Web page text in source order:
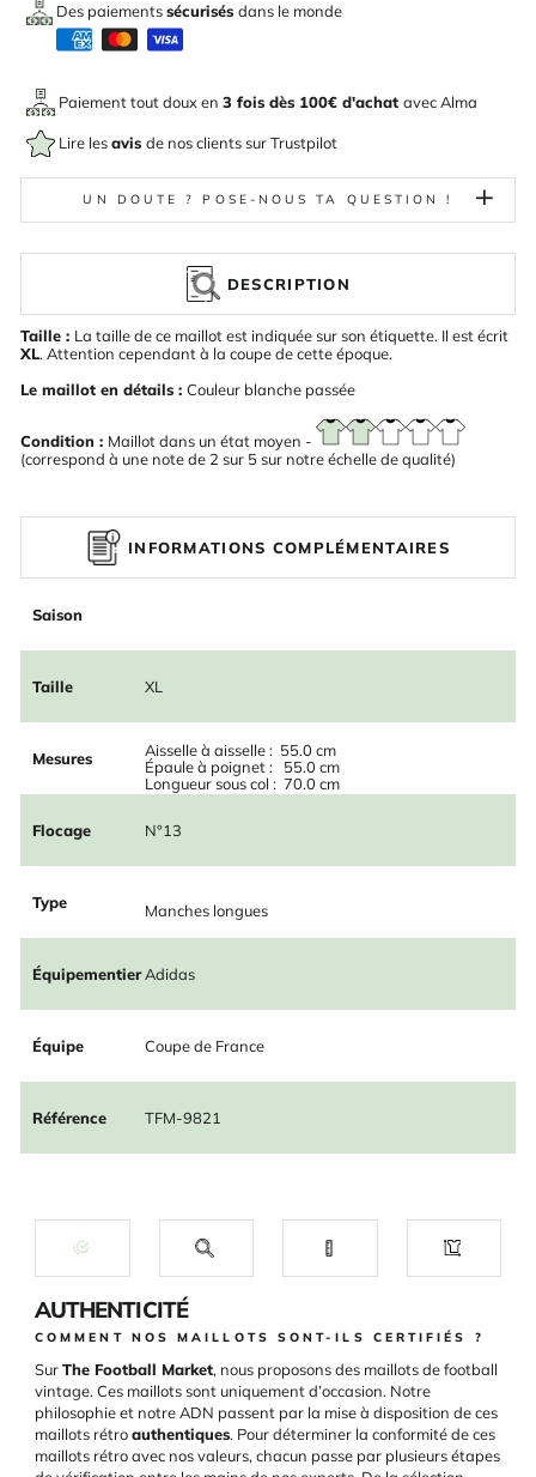
Des paiementssécurisés dans le monde
Paiement tout doux en 3 fois dès 100€ d'achat avecAlma
Lire lesavis de nos clients sur Trustpilot
UN DOUTE ? POSE-NOUS TA QUESTION !
DESCRIPTION
Taille : La taille de ce maillot est indiquée sur son étiquette. Il est écrit
XL. Attention cependant à la coupe de cette époque.
Le maillot en détails : Couleur blanche passée
Condition : Maillot dans un état moyen -
(correspond à une note de 2 sur 5 sur notre échelle de qualité)
INFORMATIONS COMPLÉMENTAIRES
Saison
Taille XL
Mesures
Aisselle à aisselle : 55.0 cm
Épaule à poignet : 55.0 cm
Longueur sous col : 70.0 cm
Flocage N°13
Type Manches longues
ÉquipementierAdidas
Équipe Coupe de France
Référence TFM-9821
AUTHENTICITÉ
COMMENT NOS MAILLOTS SONT-ILS CERTIFIÉS ?
SurThe Football Market, nous proposons des maillots de football
vintage. Ces maillots sont uniquement d’occasion. Notre
philosophie et notre ADN passent par la mise à disposition de ces
maillots rétroauthentiques. Pour déterminer la conformité de ces
maillots rétro avec nos valeurs, chacun passe par plusieurs étapes